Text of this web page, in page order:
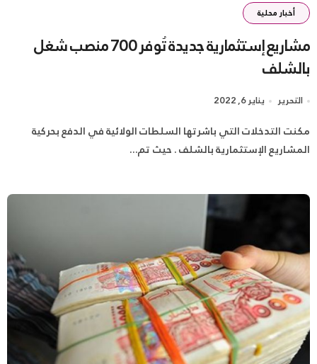
أخبار محلية
مشاريع إستثمارية جديدة تُوفر 700 منصب شغل
بالشلف
التحرير يناير 6, 2022
مكنت التدخلات التي باشرتها السلطات الولائية في الدفع بحركية
المشاريع الإستثمارية بالشلف . حيث تم...